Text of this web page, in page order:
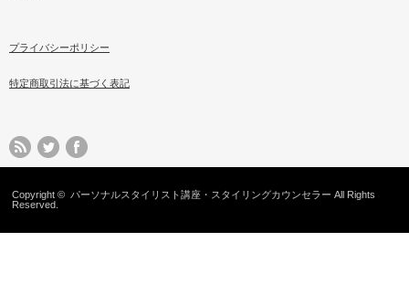
プライバシーポリシー
特定商取引法に基づく表記
Copyright © パーソナルスタイリスト講座・スタイリングカウンセラー All Rights
Reserved.